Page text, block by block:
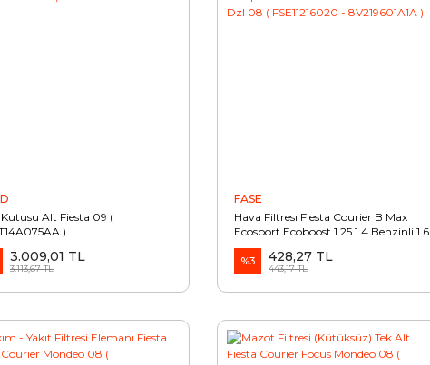
Kutusu Alt Fiesta 09 (
)
3.009,01 TL
3.113,67 TL
FASE
Hava Filtresı Fiesta Courier B Max
Ecosport Ecoboost 1.25 1.4 Benzinli 1.6
Dzl 08 ( FSE11216020 - 8V219601A1A )
%3 428,27 TL
443,17 TL